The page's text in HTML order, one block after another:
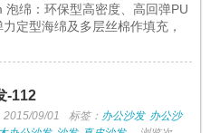
绵：环保型高密度、高回弹PU
定型海绵及多层丝棉作填充，
-112
2015/09/01 标签： 办公沙发 办公沙